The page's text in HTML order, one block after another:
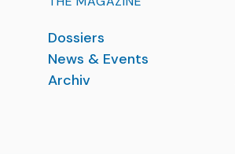
Dossiers
News & Events
Archiv